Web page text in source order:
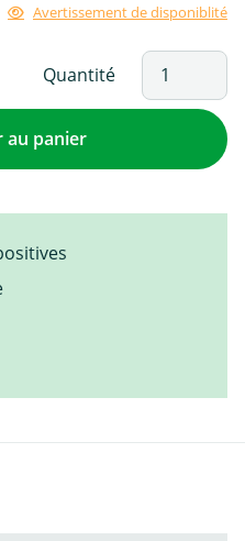
Avertissement de disponiblité
Quantité
au panier